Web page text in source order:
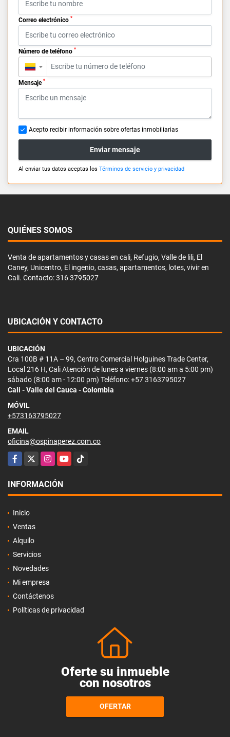
Correo electrónico *
Número de teléfono *
▼
Mensaje *
Acepto recibir información sobre ofertas inmobiliarias
Enviar mensaje
Al enviar tus datos aceptas los Términos de servicio y privacidad
QUIÉNES SOMOS
Venta de apartamentos y casas en cali, Refugio, Valle de lili, El
Caney, Unicentro, El ingenio, casas, apartamentos, lotes, vivir en
Cali. Contacto: 316 3795027
UBICACIÓN Y CONTACTO
UBICACIÓN
Cra 100B # 11A – 99, Centro Comercial Holguines Trade Center,
Local 216 H, Cali Atención de lunes a viernes (8:00 am a 5:00 pm)
sábado (8:00 am - 12:00 pm) Teléfono: +57 3163795027
Cali - Valle del Cauca - Colombia
MÓVIL
+573163795027
EMAIL
oficina@ospinaperez.com.co
Facebook
X InstagramYouTubeTikTok
INFORMACIÓN
Inicio
Ventas
Alquilo
Servicios
Novedades
Mi empresa
Contáctenos
Políticas de privacidad
Oferte su inmueble
con nosotros
OFERTAR